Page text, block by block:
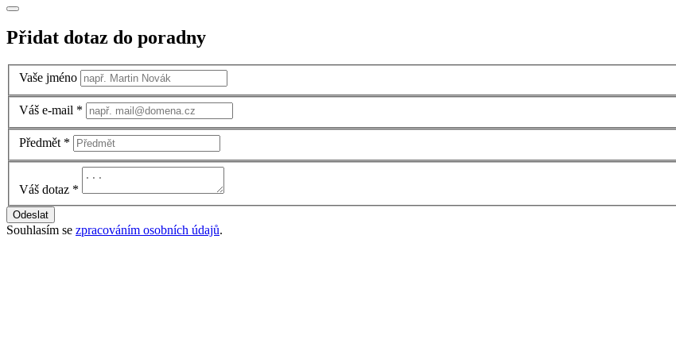
Přidat dotaz do poradny
Vaše jméno
Váš e-mail *
Předmět *
Váš dotaz *
Odeslat
Souhlasím se zpracováním osobních údajů.